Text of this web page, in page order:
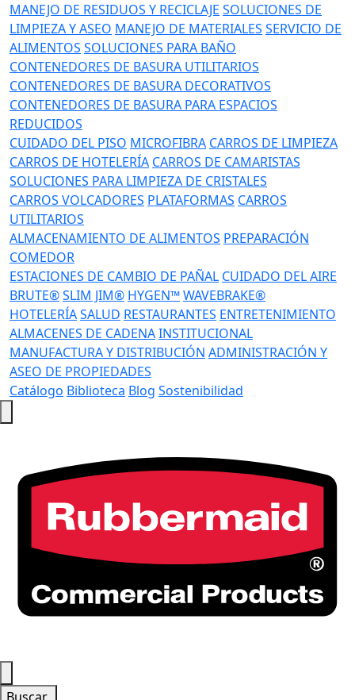
MANEJO DE RESIDUOS Y RECICLAJE SOLUCIONES DE
LIMPIEZA Y ASEO MANEJO DE MATERIALES SERVICIO DE
ALIMENTOS SOLUCIONES PARA BAÑO
CONTENEDORES DE BASURA UTILITARIOS
CONTENEDORES DE BASURA DECORATIVOS
CONTENEDORES DE BASURA PARA ESPACIOS
REDUCIDOS
CUIDADO DEL PISO MICROFIBRA CARROS DE LIMPIEZA
CARROS DE HOTELERÍA CARROS DE CAMARISTAS
SOLUCIONES PARA LIMPIEZA DE CRISTALES
CARROS VOLCADORES PLATAFORMAS CARROS
UTILITARIOS
ALMACENAMIENTO DE ALIMENTOS PREPARACIÓN
COMEDOR
ESTACIONES DE CAMBIO DE PAÑAL CUIDADO DEL AIRE
BRUTE®SLIM JIM® HYGEN™WAVEBRAKE®
HOTELERÍASALUD RESTAURANTES ENTRETENIMIENTO
ALMACENES DE CADENAINSTITUCIONAL
MANUFACTURA Y DISTRIBUCIÓN ADMINISTRACIÓN Y
ASEO DE PROPIEDADES
Catálogo Biblioteca Blog Sostenibilidad